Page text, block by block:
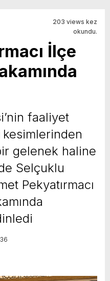
203 views kez
okundu.
İlçe
faaliyet
kesimlerinden
gelenek haline
Selçuklu
Pekyatırmacı